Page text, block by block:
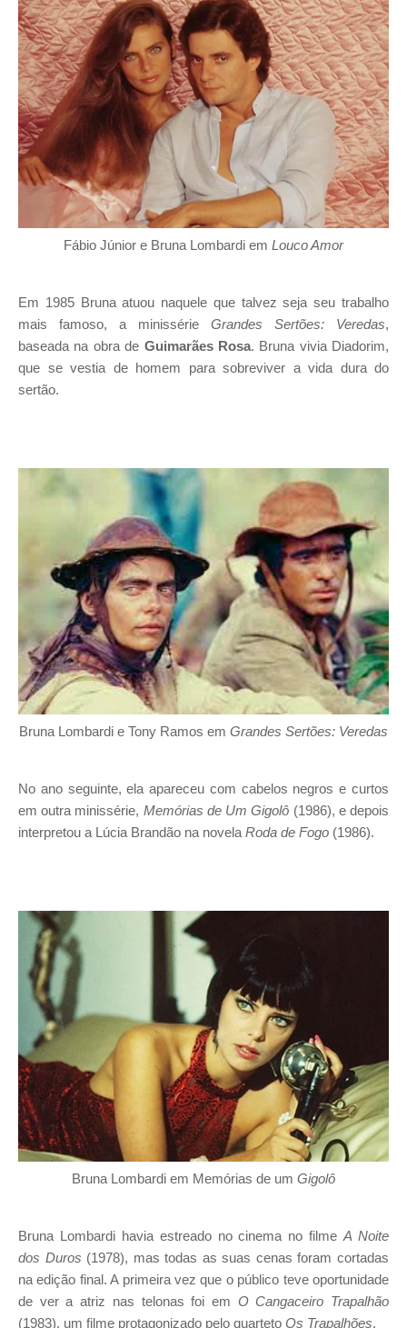
Fábio Júnior e Bruna Lombardi em Louco Amor
Em 1985 Bruna atuou naquele que talvez seja seu trabalho
mais famoso, a minissérie Grandes Sertões: Veredas,
baseada na obra de Guimarães Rosa. Bruna vivia Diadorim,
que se vestia de homem para sobreviver a vida dura do
sertão.
Bruna Lombardi e Tony Ramos em Grandes Sertões: Veredas
No ano seguinte, ela apareceu com cabelos negros e curtos
em outra minissérie, Memórias de Um Gigolô (1986), e depois
interpretou a Lúcia Brandão na novela Roda de Fogo (1986).
Bruna Lombardi em Memórias de um Gigolô
Bruna Lombardi havia estreado no cinema no filmeA Noite
dos Duros (1978), mas todas as suas cenas foram cortadas
na edição final. A primeira vez que o público teve oportunidade
de ver a atriz nas telonas foi em O Cangaceiro Trapalhão
(1983), um filme protagonizado pelo quarteto Os Trapalhões.